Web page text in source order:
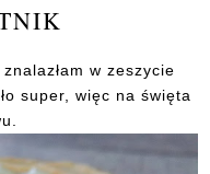
w zeszycie
super, więc na święta